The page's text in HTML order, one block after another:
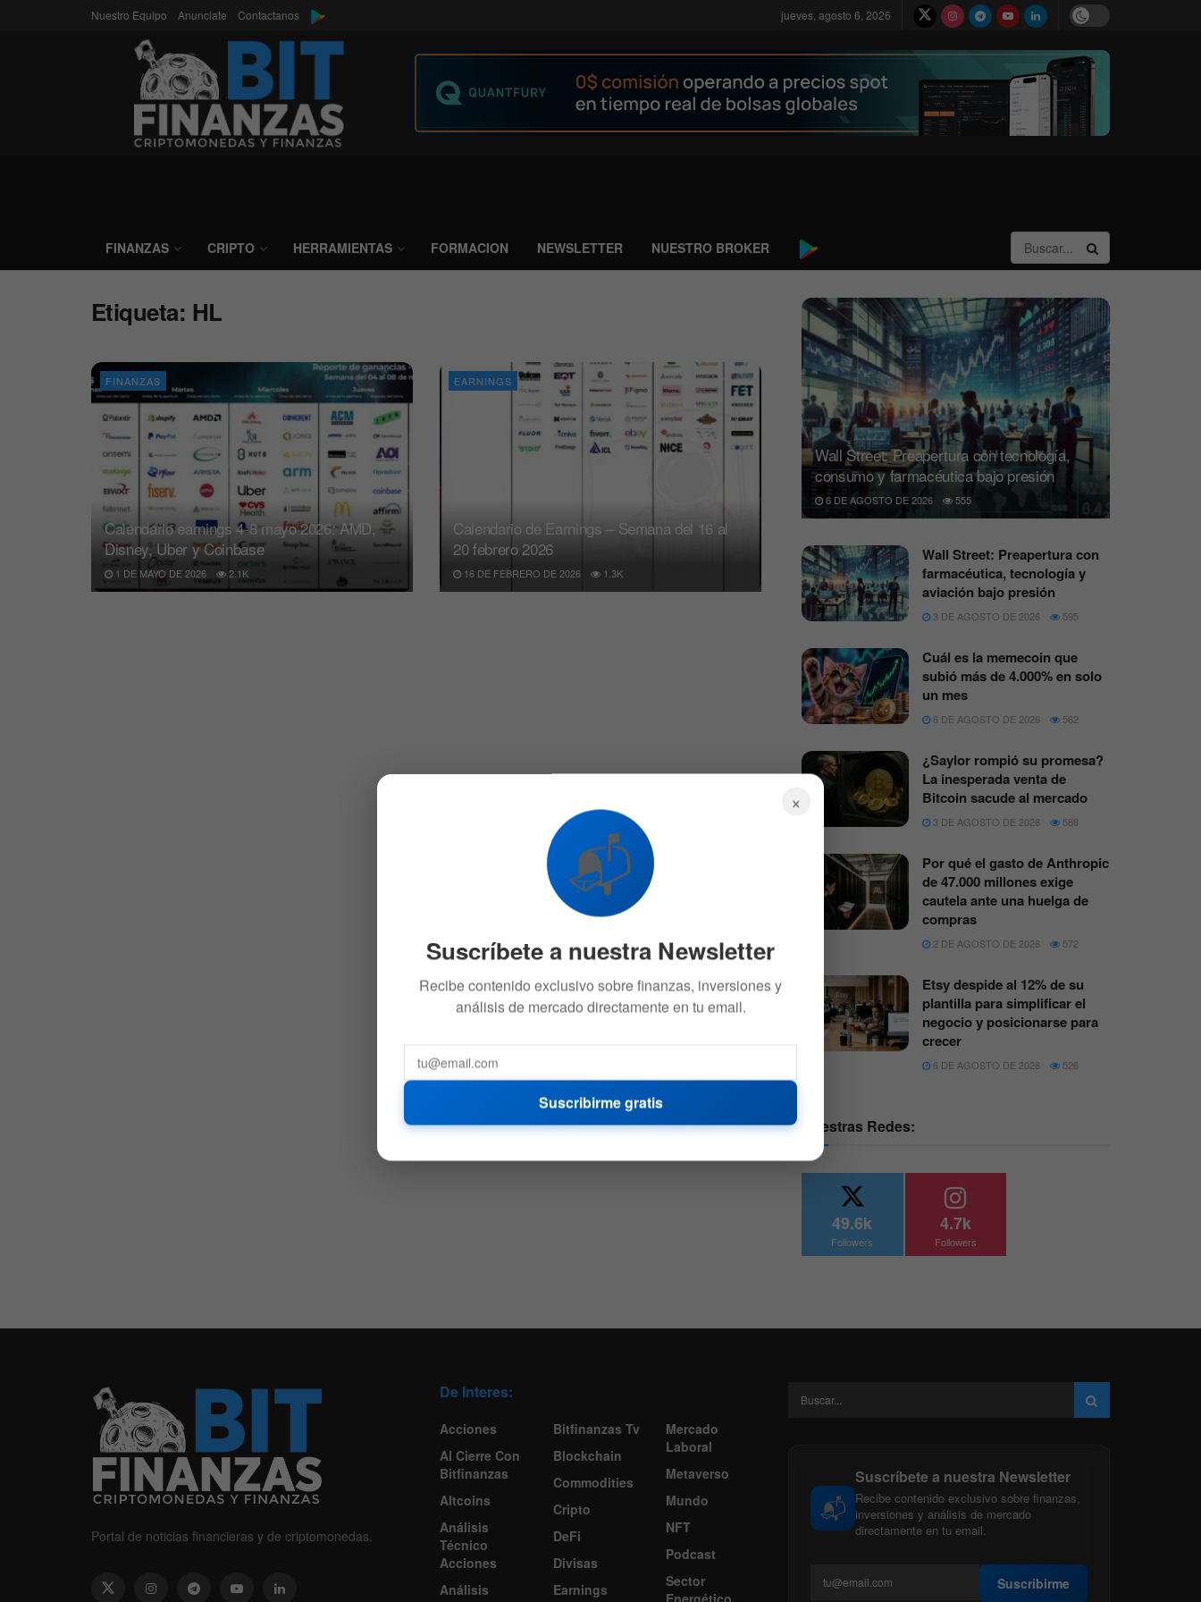
Nuestro Equipo Anunciate Contactanos jueves, agosto 6, 2026
FINANZAS CRIPTO HERRAMIENTAS FORMACION NEWSLETTER NUESTRO BROKER
Etiqueta: HL
FINANZAS
Calendario earnings 4-8 mayo 2026: AMD,
Disney, Uber y Coinbase
1 DE MAYO DE 2026 2.1K
EARNINGS
Calendario de Earnings – Semana del 16 al
20 febrero 2026
16 DE FEBRERO DE 2026 1.3K
Wall Street: Preapertura con tecnología,
consumo y farmacéutica bajo presión
6 DE AGOSTO DE 2026 555
Wall Street: Preapertura con
farmacéutica, tecnología y
aviación bajo presión
3 DE AGOSTO DE 2026 595
Cuál es la memecoin que
subió más de 4.000% en solo
un mes
6 DE AGOSTO DE 2026 562
¿Saylor rompió su promesa?
La inesperada venta de
Bitcoin sacude al mercado
3 DE AGOSTO DE 2026 588
Por qué el gasto de Anthropic
de 47.000 millones exige
cautela ante una huelga de
compras
2 DE AGOSTO DE 2026 572
Etsy despide al 12% de su
plantilla para simplificar el
negocio y posicionarse para
crecer
6 DE AGOSTO DE 2026 526
Nuestras Redes:
49.6k
Followers
4.7k
Followers
Portal de noticias financieras y de criptomonedas.
De Interes:
Acciones
Al Cierre Con
Bitfinanzas
Altcoins
Análisis
Técnico
Acciones
Análisis
Bitfinanzas Tv
Blockchain
Commodities
Cripto
DeFi
Divisas
Earnings
Mercado
Laboral
Metaverso
Mundo
NFT
Podcast
Sector
Energético
📬
Suscríbete a nuestra Newsletter
Recibe contenido exclusivo sobre finanzas,
inversiones y análisis de mercado
directamente en tu email.
Suscribirme
×
📬
Suscríbete a nuestra Newsletter
Recibe contenido exclusivo sobre finanzas, inversiones y
análisis de mercado directamente en tu email.
Suscribirme gratis